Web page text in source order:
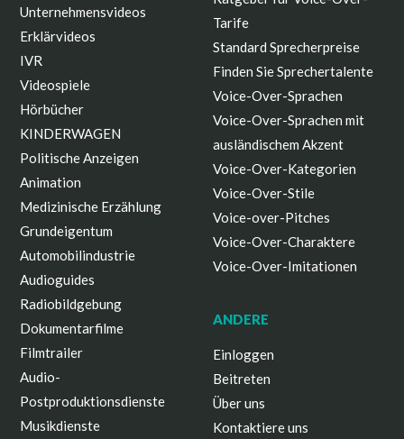
Präferenzen auswählen.
Unternehmensvideos
Erklärvideos
IVR
Videospiele
Hörbücher
KINDERWAGEN
Politische Anzeigen
Animation
Medizinische Erzählung
Grundeigentum
Automobilindustrie
Audioguides
Radiobildgebung
Dokumentarfilme
Filmtrailer
Audio-
Postproduktionsdienste
Musikdienste
Tarife
Standard Sprecherpreise
Finden Sie Sprechertalente
Voice-Over-Sprachen
Voice-Over-Sprachen mit
ausländischem Akzent
Voice-Over-Kategorien
Voice-Over-Stile
Voice-over-Pitches
Voice-Over-Charaktere
Voice-Over-Imitationen
ANDERE
Einloggen
Beitreten
Über uns
Kontaktiere uns